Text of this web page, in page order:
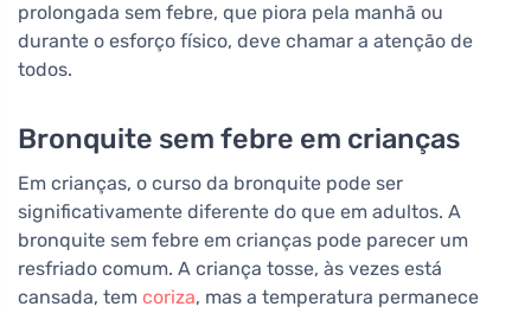
prolongada sem febre, que piora pela manhã ou
durante o esforço físico, deve chamar a atenção de
todos.
Bronquite sem febre em crianças
Em crianças, o curso da bronquite pode ser
significativamente diferente do que em adultos. A
bronquite sem febre em crianças pode parecer um
resfriado comum. A criança tosse, às vezes está
cansada, tem coriza, mas a temperatura permanece